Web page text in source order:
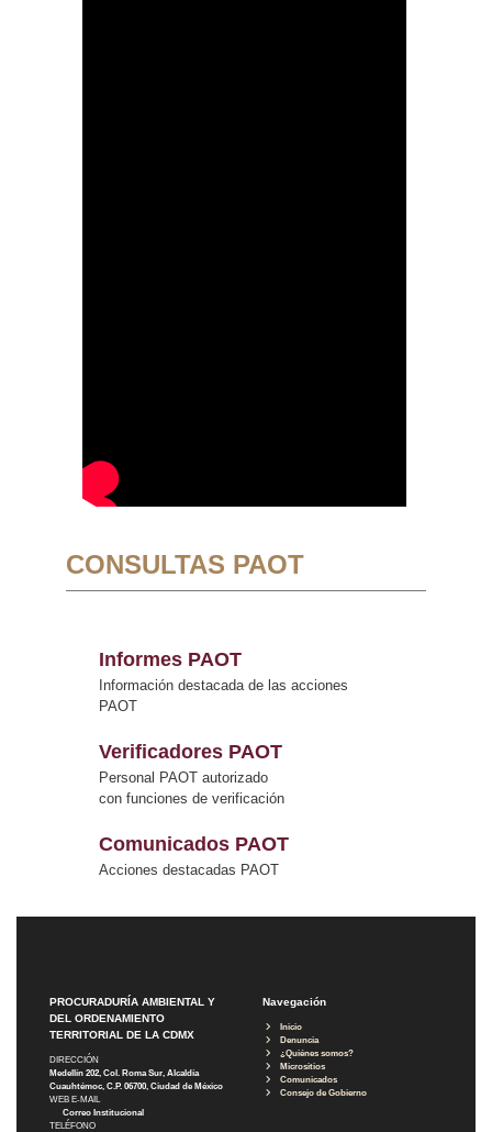
CONSULTAS PAOT
Informes PAOT
Información destacada de las acciones
PAOT
Verificadores PAOT
Personal PAOT autorizado
con funciones de verificación
Comunicados PAOT
Acciones destacadas PAOT
PROCURADURÍA AMBIENTAL Y
DEL ORDENAMIENTO
TERRITORIAL DE LA CDMX
DIRECCIÓN
Medellín 202, Col. Roma Sur, Alcaldía
Cuauhtémoc, C.P. 06700, Ciudad de México
WEB E-MAIL
Correo Institucional
TELÉFONO
Navegación
Inicio
Denuncia
¿Quiénes somos?
Micrositios
Comunicados
Consejo de Gobierno